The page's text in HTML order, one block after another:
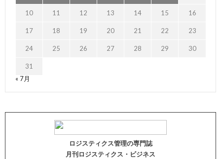
10 11 12 13 14 15 16
17 18 19 20 21 22 23
24 25 26 27 28 29 30
31
« 7月
ロジスティクス管理の専門誌
月刊ロジスティクス・ビジネス